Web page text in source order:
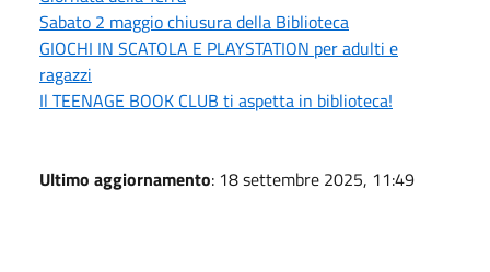
Sabato 2 maggio chiusura della Biblioteca
GIOCHI IN SCATOLA E PLAYSTATION per adulti e
ragazzi
Il TEENAGE BOOK CLUB ti aspetta in biblioteca!
Ultimo aggiornamento: 18 settembre 2025, 11:49